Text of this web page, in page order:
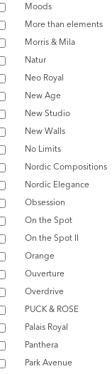
Moods
More than elements
Morris & Mila
Natur
Neo Royal
New Age
New Studio
New Walls
No Limits
Nordic Compositions
Nordic Elegance
Obsession
On the Spot
On the Spot II
Orange
Ouverture
Overdrive
PUCK & ROSE
Palais Royal
Panthera
Park Avenue